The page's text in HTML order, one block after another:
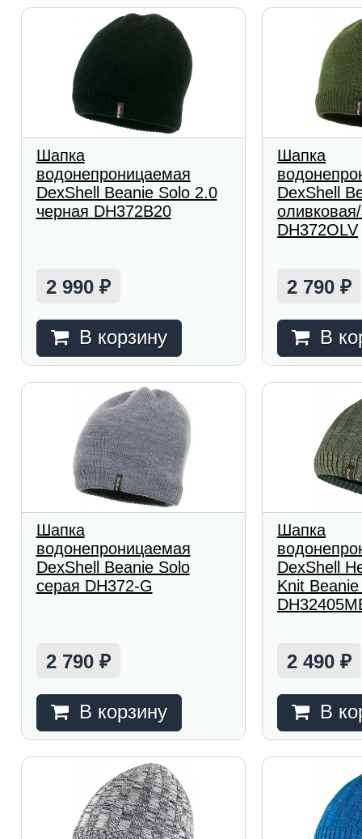
Шапка
водонепроницаемая
DexShell Beanie Solo 2.0
черная DH372B20
2 990 ₽
В корзину
Шапка
DexShell
DH372OLV
2 790₽
В
Шапка
водонепроницаемая
DexShell Beanie Solo
серая DH372-G
2 790 ₽
В корзину
Шапка
DexShell
Knit
2 490₽
В